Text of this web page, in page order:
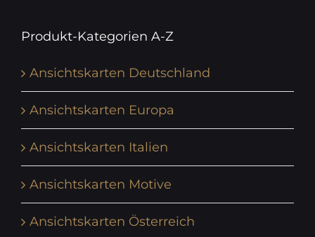
Produkt-Kategorien A-Z
Ansichtskarten Deutschland
Ansichtskarten Europa
Ansichtskarten Italien
Ansichtskarten Motive
Ansichtskarten Österreich